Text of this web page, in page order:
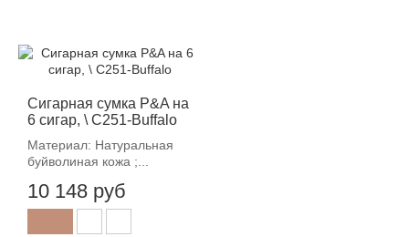
Сигарная сумка P&A на
6 сигар, \ C251-Buffalo
Материал: Натуральная
буйволиная кожа ;...
10 148 руб